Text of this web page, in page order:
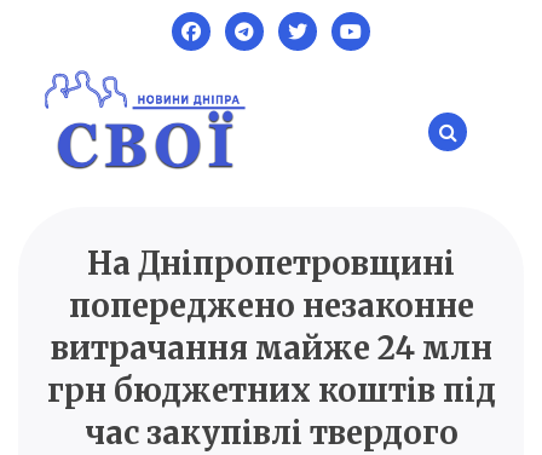
content
SVOI.DP.UA
Новини Дніпра
На Дніпропетровщині
попереджено незаконне
витрачання майже 24 млн
грн бюджетних коштів під
час закупівлі твердого